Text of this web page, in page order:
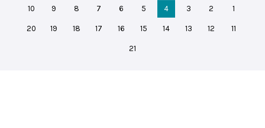
1
2
3
4
5
6
7
8
9
10
11
12
13
14
15
16
17
18
19
20
21